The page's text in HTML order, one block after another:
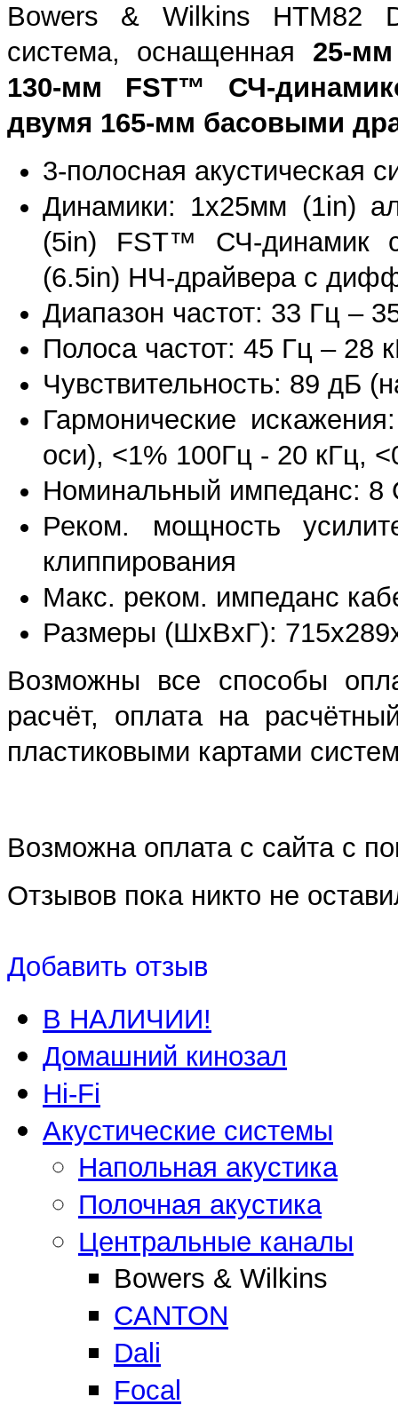
Bowers & Wilkins HTM82
система, оснащенная 25-
130-мм FST™ СЧ-
двумя 165-мм басовыми
3-полосная акустическая
Динамики: 1x25мм (1in)
(5in) FST™ СЧ-динамик
(6.5in) НЧ-драйвера с
Диапазон частот: 33 Гц –
Полоса частот: 45 Гц – 28
Чувствительность: 89 дБ
Гармонические
оси), <1% 100Гц - 20 кГц,
Номинальный импеданс:
Реком. мощность
клиппирования
Макс. реком. импеданс
Размеры (ШхВхГ):
Возможны все способы
расчёт, оплата на
пластиковыми картами
Возможна оплата с сайта с
Отзывов пока никто не
Добавить отзыв
В НАЛИЧИИ!
Домашний кинозал
Hi-Fi
Акустические системы
Напольная акустика
Полочная акустика
Центральные каналы
Bowers & Wilkins
CANTON
Dali
Focal